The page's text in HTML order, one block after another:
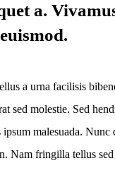
a.
a urna facilisis
sed molestie. Sed
ipsum malesuada.
Nam fringilla tellus